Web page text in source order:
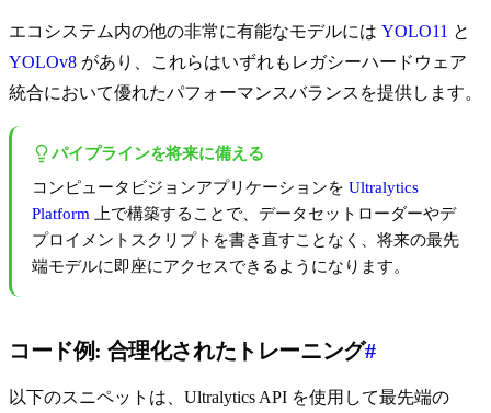
エコシステム内の他の非常に有能なモデルには YOLO11 と
YOLOv8 があり、これらはいずれもレガシーハードウェア
統合において優れたパフォーマンスバランスを提供します。
パイプラインを将来に備える
コンピュータビジョンアプリケーションを Ultralytics
Platform 上で構築することで、データセットローダーやデ
プロイメントスクリプトを書き直すことなく、将来の最先
端モデルに即座にアクセスできるようになります。
コード例: 合理化されたトレーニング#
以下のスニペットは、Ultralytics API を使用して最先端の